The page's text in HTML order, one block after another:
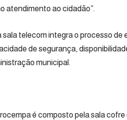
atendimento ao cidadão”.
telecom integra o processo de
de segurança,
municipal.
é composto pela sala